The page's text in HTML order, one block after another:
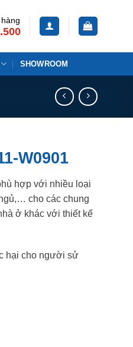
SHOWROOM
W0901
hợp với nhiều loại
cho các chung
ở khác với thiết kế
hại cho người sử